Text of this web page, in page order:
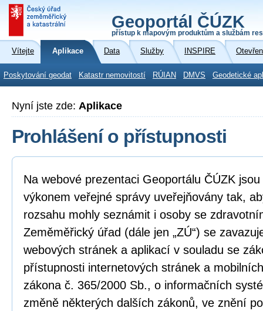
Geoportál ČÚZK
přístup k mapovým produktům a službám
Vítejte Aplikace Data Služby INSPIRE
Poskytování geodat Katastr nemovitostí RÚIAN DMVS Geodetické
Nyní jste zde: Aplikace
Prohlášení o přístupnosti
Na webové prezentaci Geoportálu ČÚZK
výkonem veřejné správy uveřejňovány tak,
rozsahu mohly seznámit i osoby se
Zeměměřický úřad (dále jen „ZÚ“) se
webových stránek a aplikací v souladu se
přístupnosti internetových stránek a
zákona č. 365/2000 Sb., o informačních
změně některých dalších zákonů, ve znění